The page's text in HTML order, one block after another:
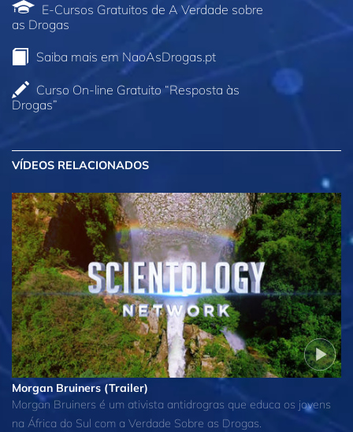
E‑Cursos Gratuitos de A Verdade sobre
as Drogas
Saiba mais em NaoAsDrogas.pt
Curso On‑line Gratuito “Resposta às
Drogas”
VÍDEOS RELACIONADOS
Morgan Bruiners (Trailer)
Morgan Bruiners é um ativista antidrogras que educa os jovens
na África do Sul com a Verdade Sobre as Drogas.